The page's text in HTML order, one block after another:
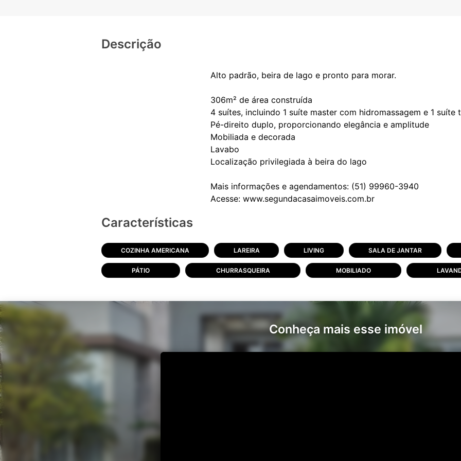
Descrição
Alto padrão, beira de lago e pronto para morar.
306m² de área construída
4 suítes, incluindo 1 suíte master com hidromassagem e 1 suíte
Pé-direito duplo, proporcionando elegância e amplitude
Mobiliada e decorada
Lavabo
Localização privilegiada à beira do lago
Mais informações e agendamentos: (51) 99960-3940
Características
COZINHA AMERICANA LAREIRA LIVING SALA DE JANTAR
PÁTIO CHURRASQUEIRA MOBILIADO
Conheça mais esse imóvel